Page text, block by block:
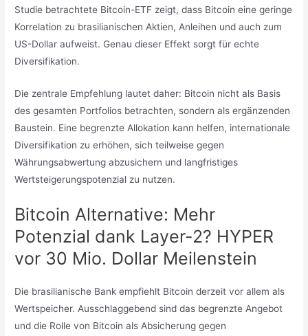
Studie betrachtete Bitcoin-ETF zeigt, dass Bitcoin eine geringe
Korrelation zu brasilianischen Aktien, Anleihen und auch zum
US-Dollar aufweist. Genau dieser Effekt sorgt für echte
Diversifikation.
Die zentrale Empfehlung lautet daher: Bitcoin nicht als Basis
des gesamten Portfolios betrachten, sondern als ergänzenden
Baustein. Eine begrenzte Allokation kann helfen, internationale
Diversifikation zu erhöhen, sich teilweise gegen
Währungsabwertung abzusichern und langfristiges
Wertsteigerungspotenzial zu nutzen.
Bitcoin Alternative: Mehr
Potenzial dank Layer-2? HYPER
vor 30 Mio. Dollar Meilenstein
Die brasilianische Bank empfiehlt Bitcoin derzeit vor allem als
Wertspeicher. Ausschlaggebend sind das begrenzte Angebot
und die Rolle von Bitcoin als Absicherung gegen